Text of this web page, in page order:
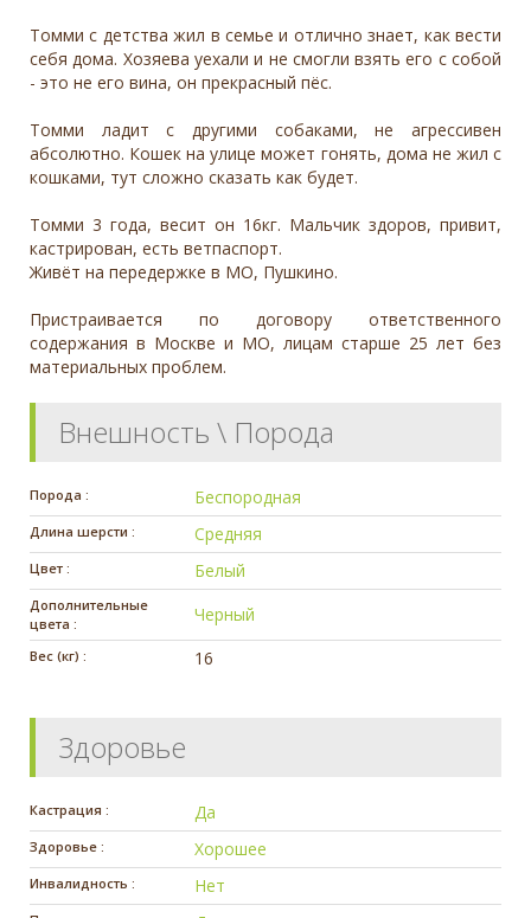
Томми с детства жил в семье и отлично знает, как вести
себя дома. Хозяева уехали и не смогли взять его с собой
- это не его вина, он прекрасный пёс.
Томми ладит с другими собаками, не агрессивен
абсолютно. Кошек на улице может гонять, дома не жил с
кошками, тут сложно сказать как будет.
Томми 3 года, весит он 16кг. Мальчик здоров, привит,
кастрирован, есть ветпаспорт.
Живёт на передержке в МО, Пушкино.
Пристраивается по договору ответственного
содержания в Москве и МО, лицам старше 25 лет без
материальных проблем.
Внешность \ Порода
Порода : Беспородная
Длина шерсти : Средняя
Цвет : Белый
Дополнительные
цвета :
Черный
Вес (кг) : 16
Здоровье
Кастрация : Да
Здоровье : Хорошее
Инвалидность : Нет